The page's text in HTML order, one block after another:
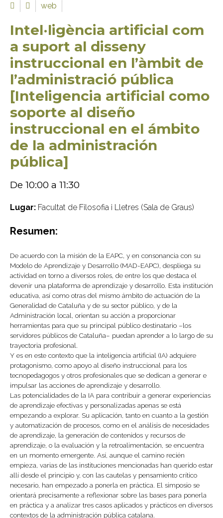
web
Intel·ligència artificial com
a suport al disseny
instruccional en l’àmbit de
l’administració pública
[Inteligencia artificial como
soporte al diseño
instruccional en el ámbito
de la administración
pública]
De 10:00 a 11:30
Lugar: Facultat de Filosofia i Lletres (Sala de Graus)
Resumen:
De acuerdo con la misión de la EAPC, y en consonancia con su
Modelo de Aprendizaje y Desarrollo (MAD-EAPC), despliega su
actividad en torno a diversos roles, de entre los que destaca el
devenir una plataforma de aprendizaje y desarrollo. Esta institución
educativa, así como otras del mismo ámbito de actuación de la
Generalidad de Cataluña y de su sector público, y de la
Administración local, orientan su acción a proporcionar
herramientas para que su principal público destinatario –los
servidores públicos de Cataluña– puedan aprender a lo largo de su
trayectoria profesional.
Y es en este contexto que la inteligencia artificial (IA) adquiere
protagonismo, como apoyo al diseño instruccional para los
tecnopedagogos y otros profesionales que se dedican a generar e
impulsar las acciones de aprendizaje y desarrollo.
Las potencialidades de la IA para contribuir a generar experiencias
de aprendizaje efectivas y personalizadas apenas se está
empezando a explorar. Su aplicación, tanto en cuanto a la gestión
y automatización de procesos, como en el análisis de necesidades
de aprendizaje, la generación de contenidos y recursos de
aprendizaje, o la evaluación y la retroalimentación, se encuentra
en un momento emergente. Así, aunque el camino recién
empieza, varias de las instituciones mencionadas han querido estar
allí desde el principio y, con las cautelas y pensamiento crítico
necesario, han empezado a ponerla en práctica. El simposio se
orientará precisamente a reflexionar sobre las bases para ponerla
en práctica y a analizar tres casos aplicados y prácticos en diversos
contextos de la administración pública catalana.